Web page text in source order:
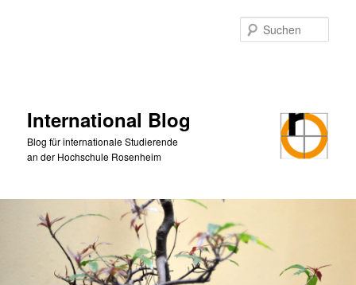
International Blog
Blog für internationale Studierende
an der Hochschule Rosenheim